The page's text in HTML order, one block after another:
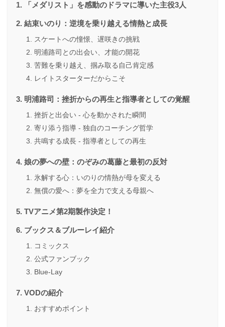
「メダリスト」を感動のドラマに導いた主役3人
結束いのり：逆境を乗り越える情熱と成長
スケートへの憧憬、遅咲きの挑戦
明浦路司との出会い、才能の開花
苦難を乗り越え、掴み取る自己肯定感
レイトスターターだからこそ
明浦路司：挫折からの再生と指導者としての覚醒
挫折と出会い - 心を動かされた瞬間
寄り添う指導 - 独自のコーチング哲学
共鳴する成長 - 指導者としての再生
娘の夢への壁：のぞみの葛藤と最初の反対
氷解する心：いのりの情熱が母を変える
無償の愛へ：夢を全力で支える母親へ
TVアニメ第2期製作決定！
ブックス＆ブルーレイ紹介
コミックス
公式ファンブック
Blue-Lay
VODの紹介
おすすめポイント